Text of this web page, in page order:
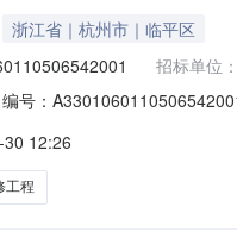
浙江省｜杭州市｜临平区
招标单位：
号：
05/29；投标人名称：浙江欧
12:26
工程